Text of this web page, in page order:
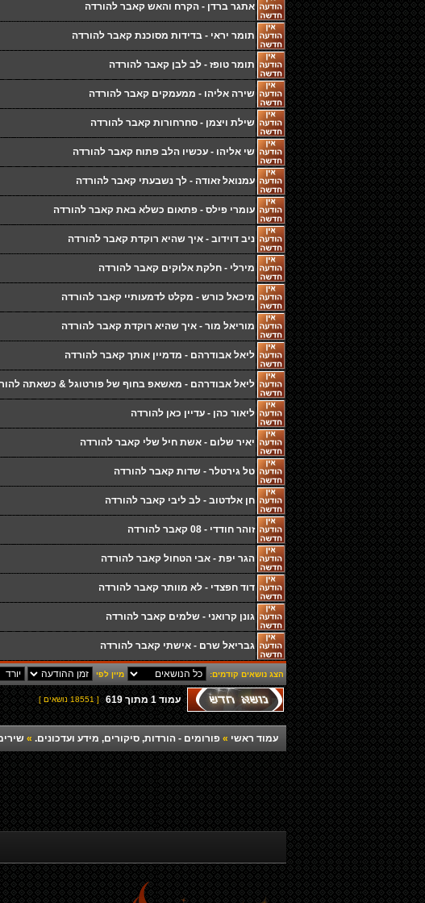
אתגר ברדן - הקרח והאש קאבר להורדה
תומר יראי - בדידות מסוכנת קאבר להורדה
תומר טופז - לב לבן קאבר להורדה
שירה אליהו - ממעמקים קאבר להורדה
שילת ויצמן - סחרחורות קאבר להורדה
שי אליהו - עכשיו הלב פתוח קאבר להורדה
עמנואל זאודה - לך נשבעתי קאבר להורדה
עומרי פילס - פתאום כשלא באת קאבר להורדה
ניב דוידוב - איך שהיא רוקדת קאבר להורדה
מירלי - חלקת אלוקים קאבר להורדה
מיכאל כורש - מקלט לדמעותיי קאבר להורדה
מוריאל מור - איך שהיא רוקדת קאבר להורדה
ליאל אבודרהם - מדמיין אותך קאבר להורדה
ליאל אבודרהם - מאשאפ בחוף של פורטוגל & כשאתה
ליאור כהן - עדיין כאן להורדה
יאיר שלום - אשת חיל שלי קאבר להורדה
טל גירטלר - שדות קאבר להורדה
חן אלדטוב - לב ליבי קאבר להורדה
זוהר חודדי - 08 קאבר להורדה
הגר יפת - אבי הטחול קאבר להורדה
דוד חפצדי - לא מוותר קאבר להורדה
גונן קרואני - שלמים קאבר להורדה
גבריאל שרם - אישתי קאבר להורדה
הצג נושאים קודמים: מיין לפי
עמוד 1 מתוך 619 [ 18551 נושאים ]
עמוד ראשי » פורומים - הורדות, סיקורים, מידע ועדכונים. »